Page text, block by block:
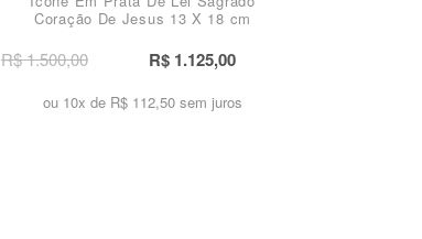
Coração De Jesus 13 X 18 cm
R$ 1.500,00 R$ 1.125,00
ou 10x de R$ 112,50 sem juros